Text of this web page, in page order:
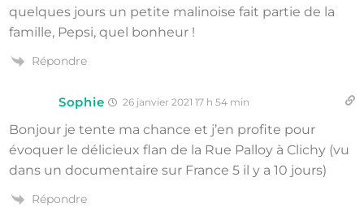
quelques jours un petite malinoise fait partie de la
famille, Pepsi, quel bonheur !
Répondre
Sophie 26 janvier 2021 17 h 54 min
Bonjour je tente ma chance et j’en profite pour
évoquer le délicieux flan de la Rue Palloy à Clichy (vu
dans un documentaire sur France 5 il y a 10 jours)
Répondre